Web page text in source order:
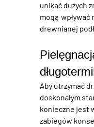
unikać dużych
mogą wpływać
drewnianej
Aby utrzymać
doskonałym
konieczne jest
zabiegów